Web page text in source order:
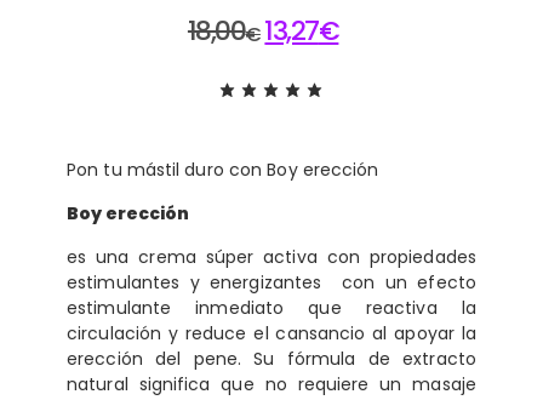
18,00€13,27€
Pon tu mástil duro con Boy erección
Boy erección
es una crema súper activa con propiedades
estimulantes y energizantes con un efecto
estimulante inmediato que reactiva la
circulación y reduce el cansancio al apoyar la
erección del pene. Su fórmula de extracto
natural significa que no requiere un masaje